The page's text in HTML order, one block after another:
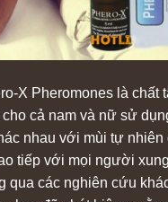
X Pheromones là chất
cho cả nam và nữ sử
nhau với mùi tự nhiên
tiếp với mọi người
qua các nghiên cứu